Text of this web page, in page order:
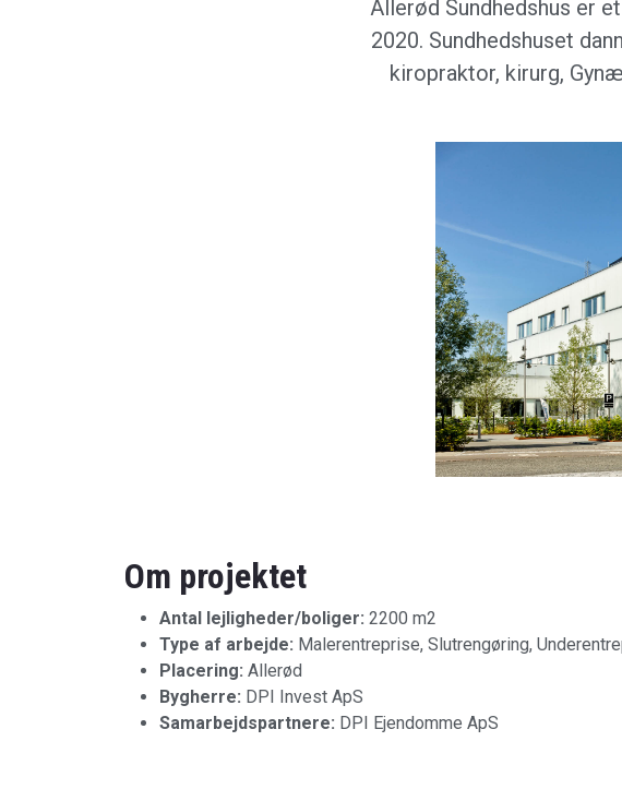
Allerød Sundhedshus er
2020. Sundhedshuset
kiropraktor, kirurg,
Om projektet
Antal lejligheder/boliger: 2200 m2
Type af arbejde: Malerentreprise, Slutrengøring,
Placering: Allerød
Bygherre: DPI Invest ApS
Samarbejdspartnere: DPI Ejendomme ApS